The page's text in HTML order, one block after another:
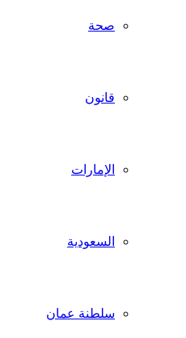
صحة
قانون
الإمارات
السعودية
سلطنة عمان